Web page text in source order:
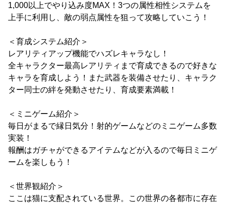
1,000以上でやり込み度MAX！3つの属性相性システムを
上手に利用し、敵の弱点属性を狙って攻略していこう！
＜育成システム紹介＞
レアリティアップ機能でハズレキャラなし！
全キャラクター最高レアリティまで育成できるので好きな
キャラを育成しよう！また武器を装備させたり、キャラク
ター同士の絆を発動させたり、育成要素満載！
＜ミニゲーム紹介＞
毎日がまるで縁日気分！射的ゲームなどのミニゲーム多数
実装！
報酬はガチャができるアイテムなどが入るので毎日ミニゲ
ームを楽しもう！
＜世界観紹介＞
ここは猫に支配されている世界。この世界の各都市に存在